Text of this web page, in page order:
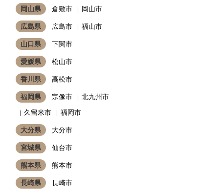
岡山県 倉敷市 岡山市
広島県 広島市 福山市
山口県 下関市
愛媛県 松山市
香川県 高松市
福岡県 宗像市
北九州市
久留米市
福岡市
大分県 大分市
宮城県 仙台市
熊本県 熊本市
長崎県 長崎市